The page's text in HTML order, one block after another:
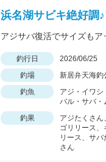
浜名湖サビキ絶好調
アジサバ復活でサイズも
釣行日 2026/06/25
釣場
新居弁天海釣
釣魚
アジ・イワシ
バル・サバ・
釣果
アジたくさ
ゴリリース、
リース、サバ
さん